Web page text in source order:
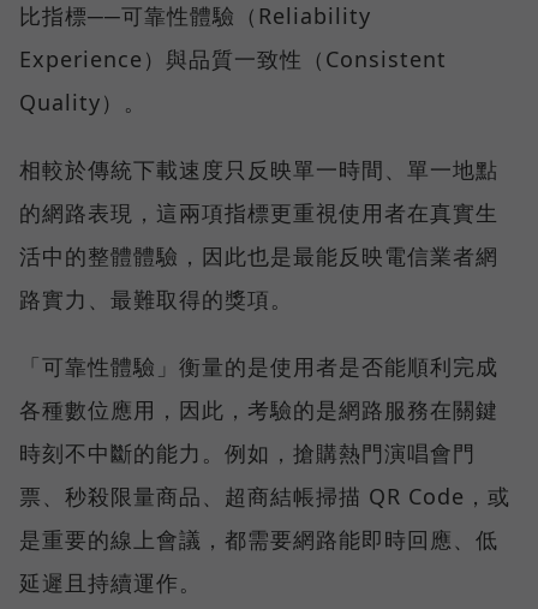
比指標──可靠性體驗（Reliability
Experience）與品質一致性（Consistent
Quality）。
相較於傳統下載速度只反映單一時間、單一地點
的網路表現，這兩項指標更重視使用者在真實生
活中的整體體驗，因此也是最能反映電信業者網
路實力、最難取得的獎項。
「可靠性體驗」衡量的是使用者是否能順利完成
各種數位應用，因此，考驗的是網路服務在關鍵
時刻不中斷的能力。例如，搶購熱門演唱會門
票、秒殺限量商品、超商結帳掃描 QR Code，或
是重要的線上會議，都需要網路能即時回應、低
延遲且持續運作。